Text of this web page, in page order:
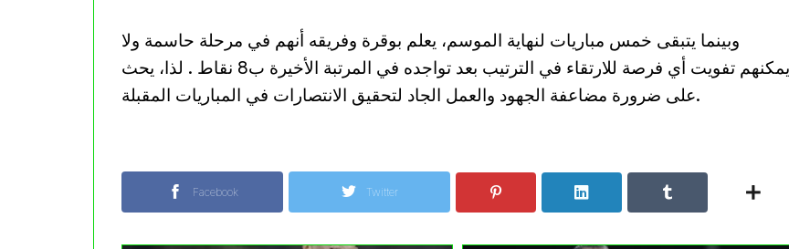
وبينما يتبقى خمس مباريات لنهاية الموسم، يعلم بوقرة وفريقه أنهم في مرحلة حاسمة ولا
يمكنهم تفويت أي فرصة للارتقاء في الترتيب بعد تواجده في المرتبة الأخيرة ب8 نقاط . لذا، يحث
على ضرورة مضاعفة الجهود والعمل الجاد لتحقيق الانتصارات في المباريات المقبلة.
Facebook Twitter